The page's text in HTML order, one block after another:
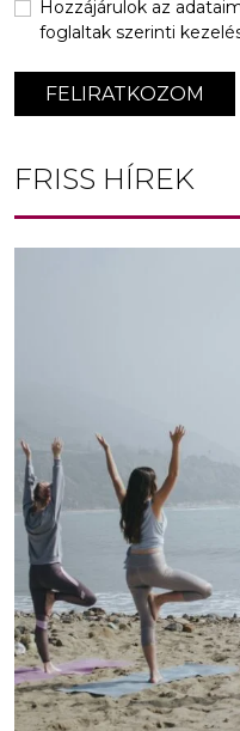
FELIRATKOZOM
Hozzájárulok az
foglaltak szerinti
FRISS HÍREK